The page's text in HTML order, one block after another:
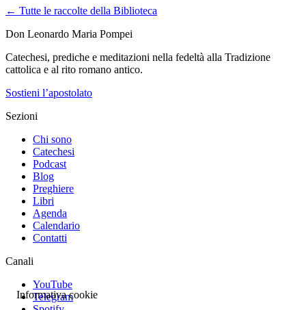
← Tutte le raccolte della Biblioteca
Don Leonardo Maria Pompei
Catechesi, prediche e meditazioni nella fedeltà alla Tradizione
cattolica e al rito romano antico.
Sostieni l’apostolato
Sezioni
Chi sono
Catechesi
Podcast
Blog
Preghiere
Libri
Agenda
Calendario
Contatti
Canali
YouTube
Telegram
Informativa cookie